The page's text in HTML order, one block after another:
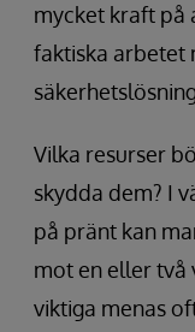
mycket kraft på
faktiska arbetet
Vilka resurser
skydda dem? I
på pränt kan
mot en eller två
viktiga menas